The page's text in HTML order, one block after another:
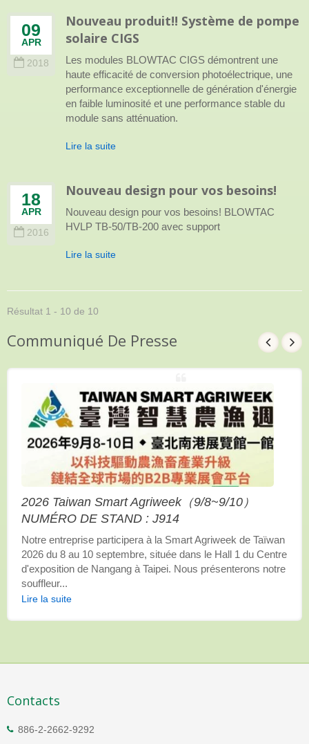
09
APR
2018
Nouveau produit!! Système de pompe
solaire CIGS
Les modules BLOWTAC CIGS démontrent une
haute efficacité de conversion photoélectrique, une
performance exceptionnelle de génération d'énergie
en faible luminosité et une performance stable du
module sans atténuation.
Lire la suite
18
APR
2016
Nouveau design pour vos besoins!
Nouveau design pour vos besoins! BLOWTAC
HVLP TB-50/TB-200 avec support
Lire la suite
Résultat 1 - 10 de 10
Communiqué De Presse
2026 Taiwan Smart Agriweek（9/8~9/10）
NUMÉRO DE STAND : J914
Notre entreprise participera à la Smart Agriweek de Taïwan
2026 du 8 au 10 septembre, située dans le Hall 1 du Centre
d'exposition de Nangang à Taipei. Nous présenterons notre
souffleur...
Lire la suite
Contacts
886-2-2662-9292